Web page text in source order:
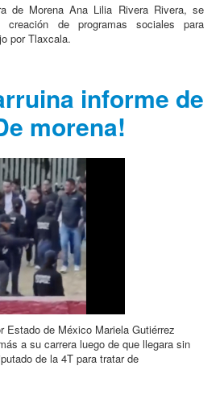
de Morena Ana Lilia Rivera Rivera, se
creación de programas sociales para
por Tlaxcala.
informe de
morena!
Estado de México Mariela Gutiérrez
a su carrera luego de que llegara sin
de la 4T para tratar de